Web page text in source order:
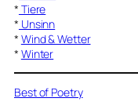
* Tiere
* Unsinn
* Wind & Wetter
* Winter
Best of Poetry